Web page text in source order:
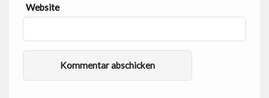
Website